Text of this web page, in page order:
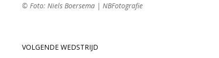
© Foto: Niels Boersema | NBFotografie
VOLGENDE WEDSTRIJD